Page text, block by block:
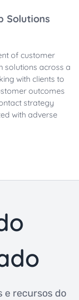
Solutions
of customer
solutions across a
with clients to
outcomes
strategy
with adverse
e recursos do